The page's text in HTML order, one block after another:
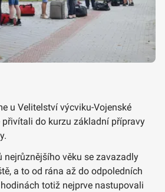
u Velitelství výcviku-Vojenské
přivítali do kurzu základní přípravy
věku se zavazadly
a to od rána až do odpoledních
totiž nejprve nastupovali